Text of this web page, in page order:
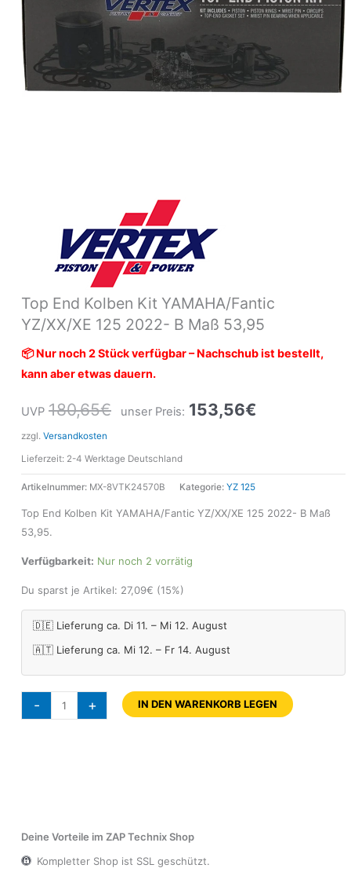
Top End Kolben Kit YAMAHA/Fantic
YZ/XX/XE 125 2022- B Maß 53,95
📦 Nur noch 2 Stück verfügbar – Nachschub ist bestellt,
kann aber etwas dauern.
UVP 180,65€ unser Preis: 153,56€
zzgl. Versandkosten
Lieferzeit: 2-4 Werktage Deutschland
Artikelnummer: MX-8VTK24570B Kategorie: YZ 125
Top End Kolben Kit YAMAHA/Fantic YZ/XX/XE 125 2022- B Maß
53,95.
Verfügbarkeit: Nur noch 2 vorrätig
Du sparst je Artikel: 27,09€ (15%)
🇩🇪 Lieferung ca. Di 11. – Mi 12. August
🇦🇹 Lieferung ca. Mi 12. – Fr 14. August
-
Maß
53,95
Menge
+ IN DEN WARENKORB LEGEN
Deine Vorteile im ZAP Technix Shop
Kompletter Shop ist SSL geschützt.